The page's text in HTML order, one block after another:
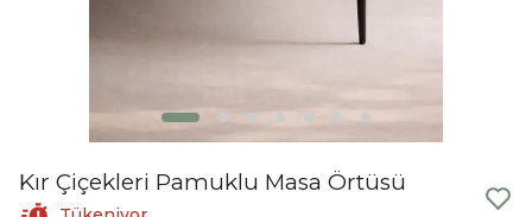
Kır Çiçekleri Pamuklu Masa Örtüsü